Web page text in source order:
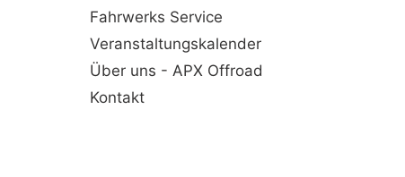
Fahrwerks Service
Veranstaltungskalender
Über uns - APX Offroad
Kontakt